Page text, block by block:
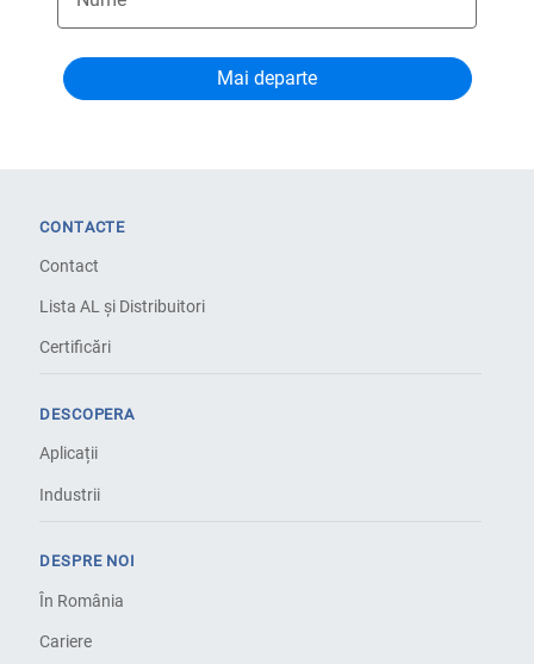
CONTACTE
Contact
Lista AL și Distribuitori
Certificări
DESCOPERA
Aplicații
Industrii
DESPRE NOI
În România
Cariere